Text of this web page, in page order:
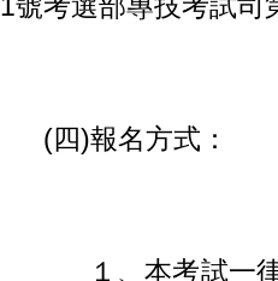
(四)報名方式：
１、本考試一律採